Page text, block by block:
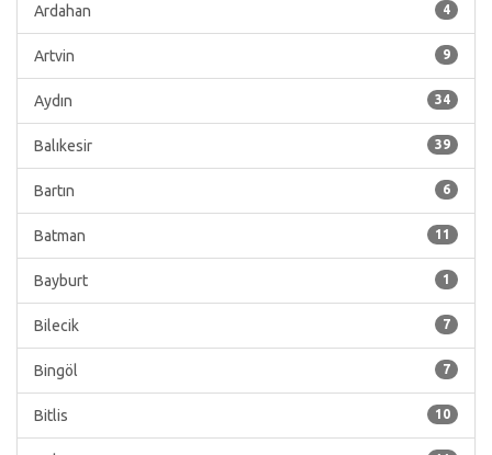
4
Ardahan
9
Artvin
34
Aydın
39
Balıkesir
6
Bartın
11
Batman
1
Bayburt
7
Bilecik
7
Bingöl
10
Bitlis